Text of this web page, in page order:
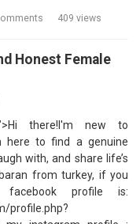
409 views
Honest Female
there!I'm new to
here to find a genuine
with, and share life’s
from turkey, if you
profile is:
profile.php?